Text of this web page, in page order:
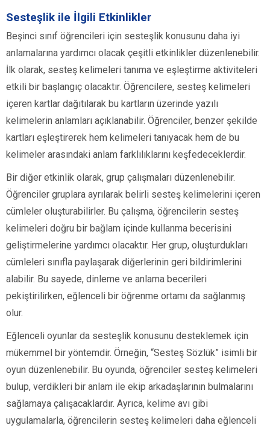
Sesteşlik ile İlgili Etkinlikler
Beşinci sınıf öğrencileri için sesteşlik konusunu daha iyi
anlamalarına yardımcı olacak çeşitli etkinlikler düzenlenebilir.
İlk olarak, sesteş kelimeleri tanıma ve eşleştirme aktiviteleri
etkili bir başlangıç olacaktır. Öğrencilere, sesteş kelimeleri
içeren kartlar dağıtılarak bu kartların üzerinde yazılı
kelimelerin anlamları açıklanabilir. Öğrenciler, benzer şekilde
kartları eşleştirerek hem kelimeleri tanıyacak hem de bu
kelimeler arasındaki anlam farklılıklarını keşfedeceklerdir.
Bir diğer etkinlik olarak, grup çalışmaları düzenlenebilir.
Öğrenciler gruplara ayrılarak belirli sesteş kelimelerini içeren
cümleler oluşturabilirler. Bu çalışma, öğrencilerin sesteş
kelimeleri doğru bir bağlam içinde kullanma becerisini
geliştirmelerine yardımcı olacaktır. Her grup, oluşturdukları
cümleleri sınıfla paylaşarak diğerlerinin geri bildirimlerini
alabilir. Bu sayede, dinleme ve anlama becerileri
pekiştirilirken, eğlenceli bir öğrenme ortamı da sağlanmış
olur.
Eğlenceli oyunlar da sesteşlik konusunu desteklemek için
mükemmel bir yöntemdir. Örneğin, “Sesteş Sözlük” isimli bir
oyun düzenlenebilir. Bu oyunda, öğrenciler sesteş kelimeleri
bulup, verdikleri bir anlam ile ekip arkadaşlarının bulmalarını
sağlamaya çalışacaklardır. Ayrıca, kelime avı gibi
uygulamalarla, öğrencilerin sesteş kelimeleri daha eğlenceli